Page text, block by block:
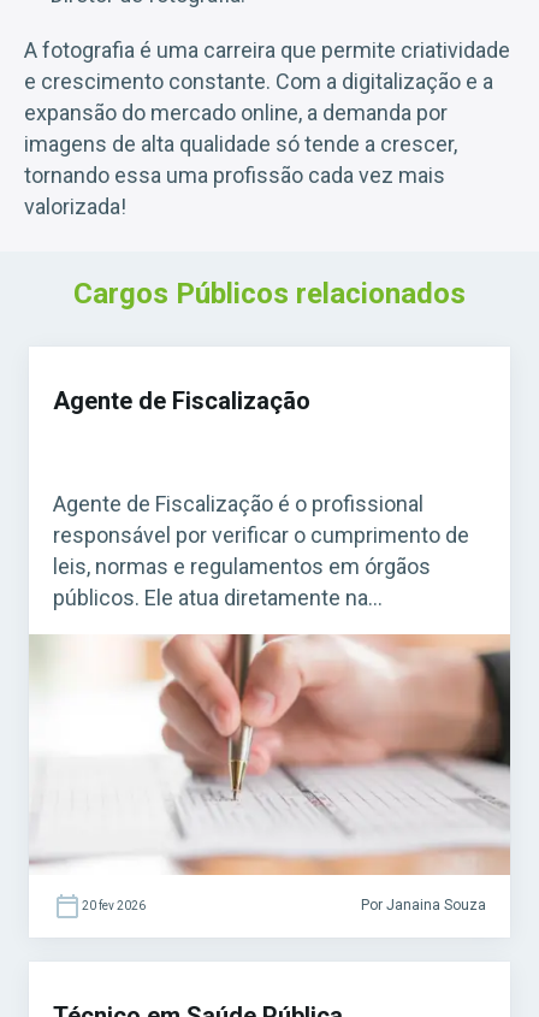
A fotografia é uma carreira que permite criatividade
e crescimento constante. Com a digitalização e a
expansão do mercado online, a demanda por
imagens de alta qualidade só tende a crescer,
tornando essa uma profissão cada vez mais
valorizada!
Cargos Públicos relacionados
Agente de Fiscalização
Agente de Fiscalização é o profissional
responsável por verificar o cumprimento de
leis, normas e regulamentos em órgãos
públicos. Ele atua diretamente na
fiscalização de estabelecimentos, obras,
serviços e atividades que precisam seguir
regras específicas. Acesse agora o Curso
Grátis INSS 2026! O cargo é bastante comum
em concursos municipais e estaduais. Para
quem busca […]
20 fev 2026 Por Janaina Souza